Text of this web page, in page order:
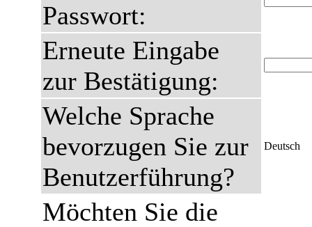
Passwort:
Erneute Eingabe
zur Bestätigung:
Welche Sprache
bevorzugen Sie zur
Benutzerführung?
Deutsch
Möchten Sie die